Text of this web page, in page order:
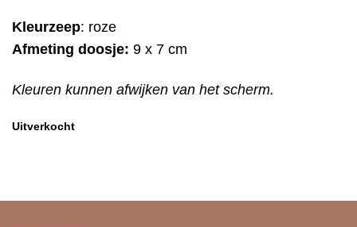
Kleurzeep: roze
Afmeting doosje: 9 x 7 cm
Kleuren kunnen afwijken van het scherm.
Uitverkocht